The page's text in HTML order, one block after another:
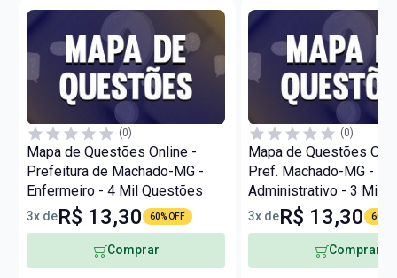
(0)
Mapa de Questões Online -
Prefeitura de Machado-MG -
Enfermeiro - 4 Mil Questões
3x deR$ 13,30 60% OFF
Comprar
(0)
Mapa de Questões
Pref. Machado-MG - Ag.
Administrativo - 3 Mil
3x deR$ 13,30 60%
Comprar